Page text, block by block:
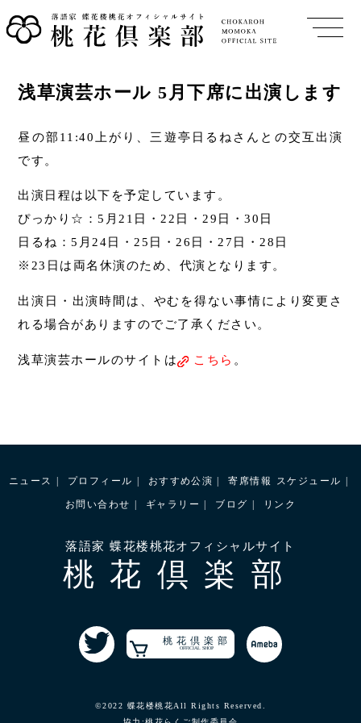
浅草演芸ホール 5月下席に出演します
昼の部11:40上がり、三遊亭日るねさんとの交互出演
です。
出演日程は以下を予定しています。
ぴっかり☆：5月21日・22日・29日・30日
日るね：5月24日・25日・26日・27日・28日
※23日は両名休演のため、代演となります。
出演日・出演時間は、やむを得ない事情により変更さ
れる場合がありますのでご了承ください。
浅草演芸ホールのサイトは こちら 。
ニュース プロフィール おすすめ公演 寄席情報 スケジュール
お問い合わせ ギャラリー ブログ リンク
落語家 蝶花楼桃花オフィシャルサイト
桃花倶楽部
桃花倶楽部
OFFICIAL SHOP
©2022 蝶花楼桃花All Rights Reserved.